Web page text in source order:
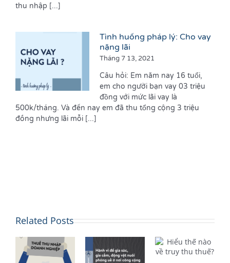
thu nhập [...]
Tình huống pháp lý: Cho vay
nặng lãi
Tháng 7 13, 2021
Câu hỏi: Em năm nay 16 tuổi,
em cho người bạn vay 03 triệu
đồng với mức lãi vay là
500k/tháng. Và đến nay em đã thu tổng cộng 3 triệu
đồng nhưng lãi mỗi [...]
Related Posts